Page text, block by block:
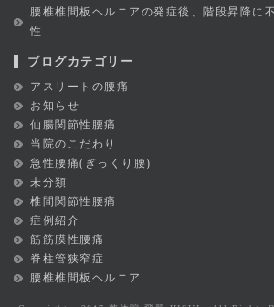
腰椎椎間板ヘルニアの発症後、階段昇降に
性
ブログカテゴリー
アスリートの腰痛
お知らせ
仙腸関節性腰痛
当院のこだわり
急性腰痛(ぎっくり腰)
未分類
椎間関節性腰痛
症例紹介
筋筋膜性腰痛
脊柱管狭窄症
腰椎椎間板ヘルニア